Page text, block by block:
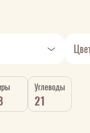
Углеводы
21